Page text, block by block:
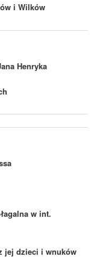
i Wilków
Henryka
w int.
dzieci i wnuków